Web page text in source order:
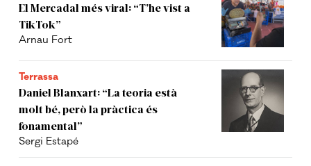
El Mercadal més viral: “T’he vist a
TikTok”
Arnau Fort
Terrassa
Daniel Blanxart: “La teoria està
molt bé, però la pràctica és
fonamental”
Sergi Estapé